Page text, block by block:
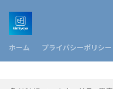
ホーム プライバシーポリシー